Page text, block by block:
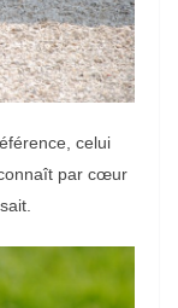
celui
par cœur